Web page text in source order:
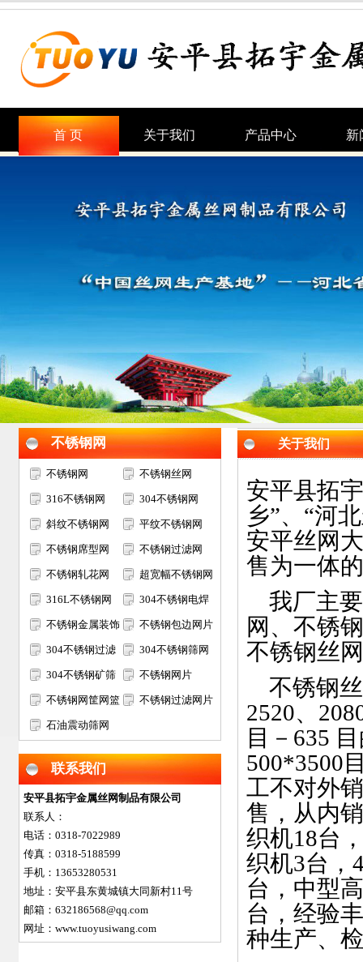
首 页 关于我们 产品中心 新
不锈钢网
不锈钢网 不锈钢丝网
316不锈钢网 304不锈钢网
斜纹不锈钢网 平纹不锈钢网
不锈钢席型网 不锈钢过滤网
不锈钢轧花网 超宽幅不锈钢网
316L不锈钢网 304不锈钢电焊
网
不锈钢金属装饰
网
不锈钢包边网片
304不锈钢过滤
网筒
304不锈钢筛网
304不锈钢矿筛
网
不锈钢网片
不锈钢网筐网篮 不锈钢过滤网片
石油震动筛网
联系我们
安平县拓宇金属丝网制品有限公司
联系人：
电话：0318-7022989
传真：0318-5188599
手机：13653280531
地址：安平县东黄城镇大同新村11号
邮箱：632186568@qq.com
网址：www.tuoyusiwang.com
关于我们
安平县拓
乡”、“河
安平丝网
售为一体
我厂主要
网、不锈
不锈钢丝
不锈钢丝
2520、
目－635
500*3500
工不对外
售，从内
织机18台
织机3台，
台，中型
台，经验
种生产、